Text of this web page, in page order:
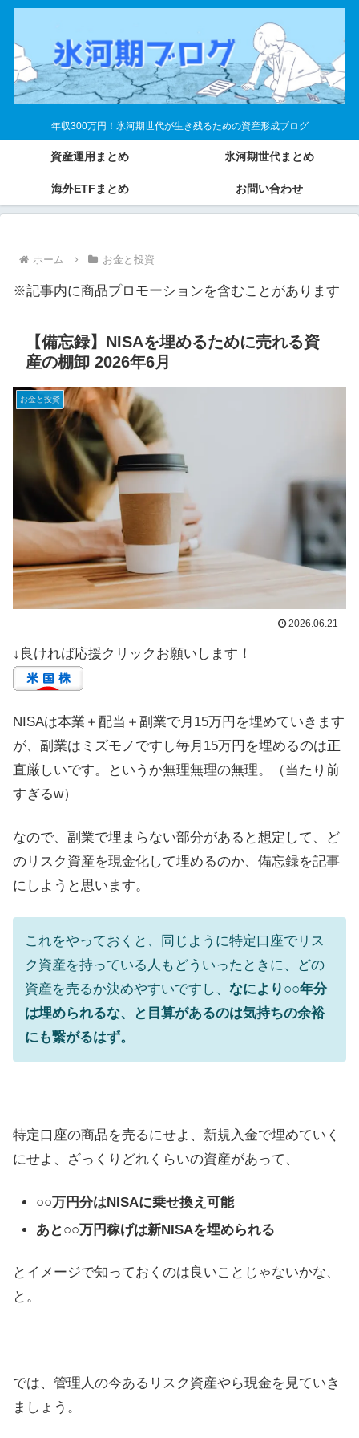
年収300万円！氷河期世代が生き残るための資産形成ブログ
資産運用まとめ 氷河期世代まとめ
海外ETFまとめ お問い合わせ
ホーム お金と投資
※記事内に商品プロモーションを含むことがあります
【備忘録】NISAを埋めるために売れる資
産の棚卸 2026年6月
お金と投資
2026.06.21
↓良ければ応援クリックお願いします！
NISAは本業＋配当＋副業で月15万円を埋めていきます
が、副業はミズモノですし毎月15万円を埋めるのは正
直厳しいです。というか無理無理の無理。（当たり前
すぎるw）
なので、副業で埋まらない部分があると想定して、ど
のリスク資産を現金化して埋めるのか、備忘録を記事
にしようと思います。
これをやっておくと、同じように特定口座でリス
ク資産を持っている人もどういったときに、どの
資産を売るか決めやすいですし、 なにより○○年分
は埋められるな、と目算があるのは気持ちの余裕
にも繋がるはず。
特定口座の商品を売るにせよ、新規入金で埋めていく
にせよ、ざっくりどれくらいの資産があって、
○○万円分はNISAに乗せ換え可能
あと○○万円稼げは新NISAを埋められる
とイメージで知っておくのは良いことじゃないかな、
と。
では、管理人の今あるリスク資産やら現金を見ていき
ましょう。